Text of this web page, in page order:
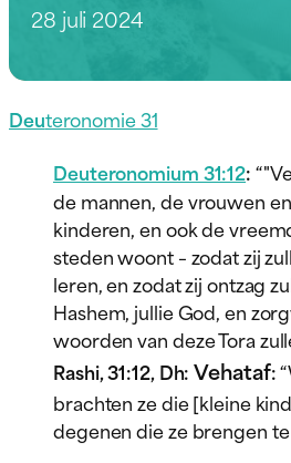
28 juli 2024
Deuteronomie 31
Deuteronomium 31:12:
de mannen, de vrouwen
kinderen, en ook de
steden woont – zodat zij
leren, en zodat zij ontzag
Hashem, jullie God, en
woorden van deze Tora
Rashi, 31:12, Dh:Vehataf:
brachten ze die [kleine
degenen die ze brengen te